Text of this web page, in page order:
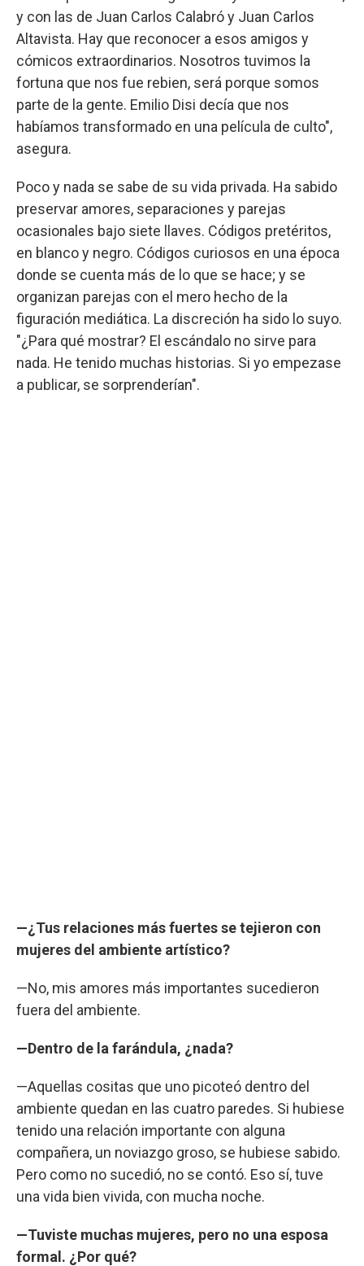
y con las de Juan Carlos Calabró y Juan Carlos
Altavista. Hay que reconocer a esos amigos y
cómicos extraordinarios. Nosotros tuvimos la
fortuna que nos fue rebien, será porque somos
parte de la gente. Emilio Disi decía que nos
habíamos transformado en una película de culto",
asegura.
Poco y nada se sabe de su vida privada. Ha sabido
preservar amores, separaciones y parejas
ocasionales bajo siete llaves. Códigos pretéritos,
en blanco y negro. Códigos curiosos en una época
donde se cuenta más de lo que se hace; y se
organizan parejas con el mero hecho de la
figuración mediática. La discreción ha sido lo suyo.
"¿Para qué mostrar? El escándalo no sirve para
nada. He tenido muchas historias. Si yo empezase
a publicar, se sorprenderían".
—¿Tus relaciones más fuertes se tejieron con
mujeres del ambiente artístico?
—No, mis amores más importantes sucedieron
fuera del ambiente.
—Dentro de la farándula, ¿nada?
—Aquellas cositas que uno picoteó dentro del
ambiente quedan en las cuatro paredes. Si hubiese
tenido una relación importante con alguna
compañera, un noviazgo groso, se hubiese sabido.
Pero como no sucedió, no se contó. Eso sí, tuve
una vida bien vivida, con mucha noche.
—Tuviste muchas mujeres, pero no una esposa
formal. ¿Por qué?